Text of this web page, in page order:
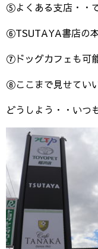
⑤よくある支店・・
⑥TSUTAYA書店の
⑦ドッグカフェも可
⑧ここまで見せてい
どうしよう・・いつ